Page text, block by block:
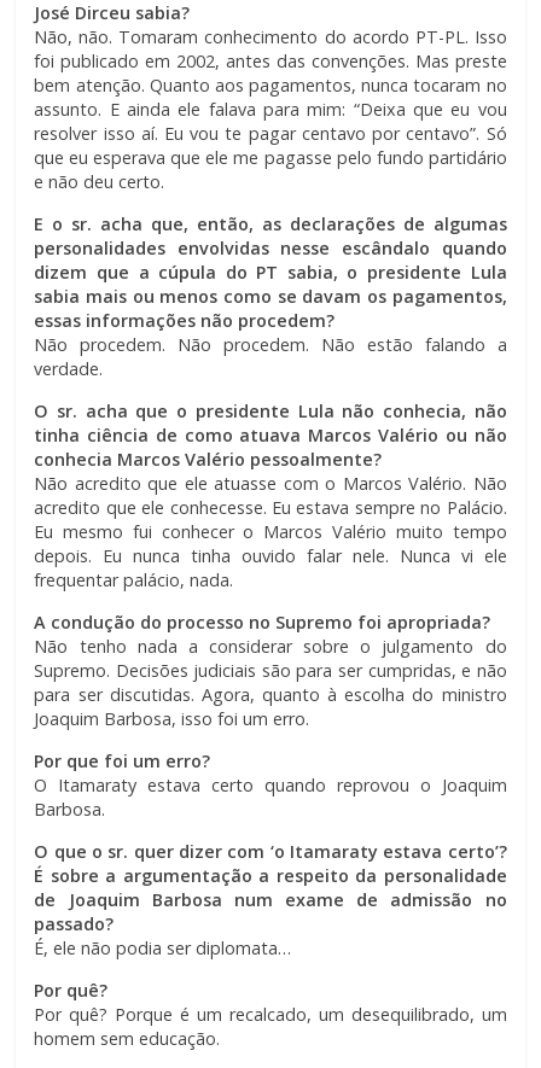
José Dirceu sabia?
Não, não. Tomaram conhecimento do acordo PT-PL. Isso
foi publicado em 2002, antes das convenções. Mas preste
bem atenção. Quanto aos pagamentos, nunca tocaram no
assunto. E ainda ele falava para mim: “Deixa que eu vou
resolver isso aí. Eu vou te pagar centavo por centavo”. Só
que eu esperava que ele me pagasse pelo fundo partidário
e não deu certo.
E o sr. acha que, então, as declarações de algumas
personalidades envolvidas nesse escândalo quando
dizem que a cúpula do PT sabia, o presidente Lula
sabia mais ou menos como se davam os pagamentos,
essas informações não procedem?
Não procedem. Não procedem. Não estão falando a
verdade.
O sr. acha que o presidente Lula não conhecia, não
tinha ciência de como atuava Marcos Valério ou não
conhecia Marcos Valério pessoalmente?
Não acredito que ele atuasse com o Marcos Valério. Não
acredito que ele conhecesse. Eu estava sempre no Palácio.
Eu mesmo fui conhecer o Marcos Valério muito tempo
depois. Eu nunca tinha ouvido falar nele. Nunca vi ele
frequentar palácio, nada.
A condução do processo no Supremo foi apropriada?
Não tenho nada a considerar sobre o julgamento do
Supremo. Decisões judiciais são para ser cumpridas, e não
para ser discutidas. Agora, quanto à escolha do ministro
Joaquim Barbosa, isso foi um erro.
Por que foi um erro?
O Itamaraty estava certo quando reprovou o Joaquim
Barbosa.
O que o sr. quer dizer com ‘o Itamaraty estava certo’?
É sobre a argumentação a respeito da personalidade
de Joaquim Barbosa num exame de admissão no
passado?
É, ele não podia ser diplomata…
Por quê?
Por quê? Porque é um recalcado, um desequilibrado, um
homem sem educação.